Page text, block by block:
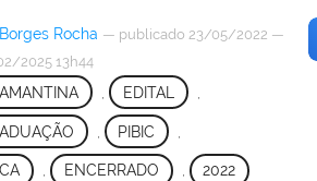
Rocha — publicado 23/05/2022 —
2025 13h44
EDITAL
PIBIC
, ENCERRADO , 2022